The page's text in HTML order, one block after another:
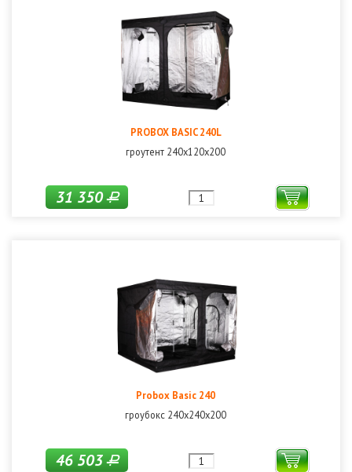
PROBOX BASIC 240L
гроутент 240х120х200
31 350Р
Probox Basic 240
гроубокс 240х240х200
46 503Р